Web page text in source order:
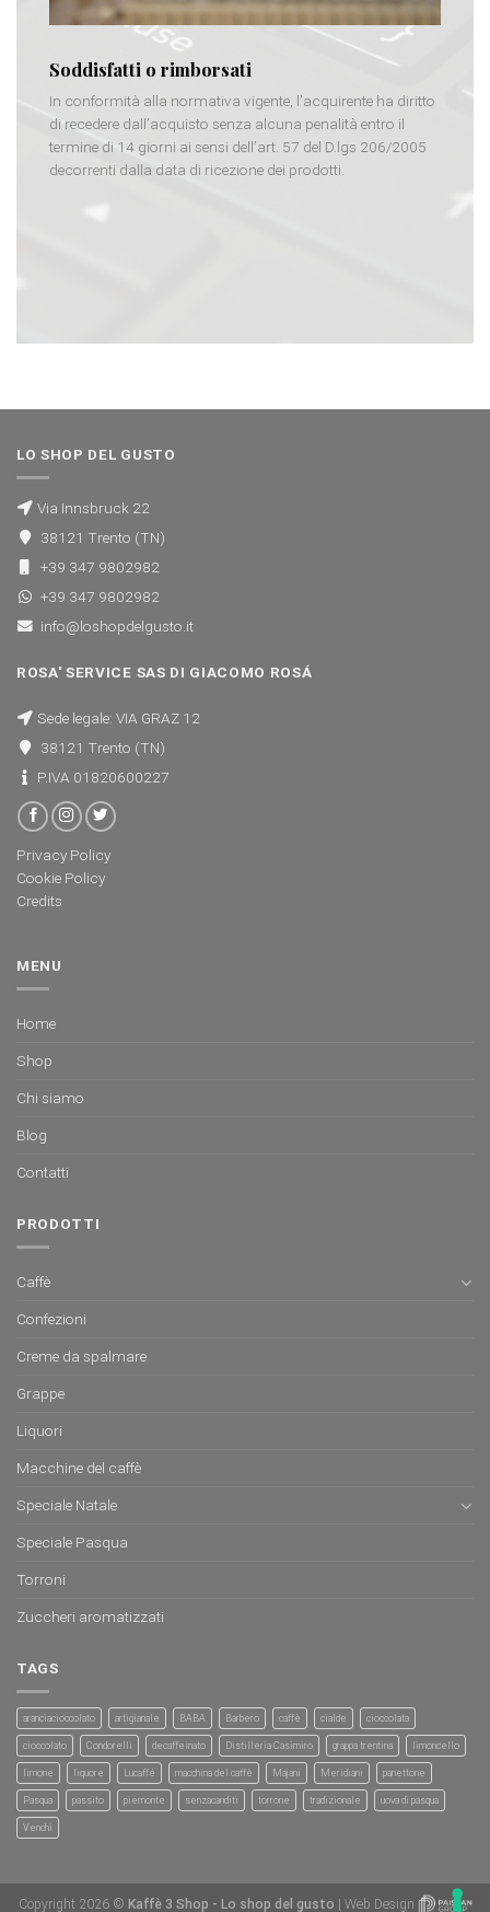
Soddisfatti o rimborsati
In conformità alla normativa vigente, l’acquirente ha diritto
di recedere dall’acquisto senza alcuna penalità entro il
termine di 14 giorni ai sensi dell’art. 57 del D.lgs 206/2005
decorrenti dalla data di ricezione dei prodotti.
LO SHOP DEL GUSTO
Via Innsbruck 22
38121 Trento (TN)
+39 347 9802982
+39 347 9802982
info@loshopdelgusto.it
ROSA' SERVICE SAS DI GIACOMO ROSÁ
Sede legale: VIA GRAZ 12
38121 Trento (TN)
P.IVA 01820600227
Privacy Policy
Cookie Policy
Credits
MENU
Home
Shop
Chi siamo
Blog
Contatti
PRODOTTI
Caffè
Confezioni
Creme da spalmare
Grappe
Liquori
Macchine del caffè
Speciale Natale
Speciale Pasqua
Torroni
Zuccheri aromatizzati
TAGS
aranciacioccolato artigianale BABA Barbero caffè cialde cioccolata
cioccolato Condorelli decaffeinato Distilleria Casimiro grappa trentina limoncello
limone liquore Lucaffé macchina del caffè Majani Meridiani panettone
Pasqua passito piemonte senzacanditi torrone tradizionale uova di pasqua
Venchi
Copyright 2026 © Kaffè 3 Shop - Lo shop del gusto | Web Design